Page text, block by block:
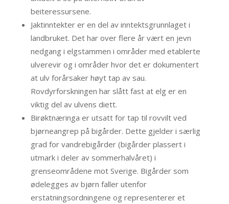
beiteressursene.
Jaktinntekter er en del av inntektsgrunnlaget i
landbruket. Det har over flere år vært en jevn
nedgang i elgstammen i områder med etablerte
ulverevir og i områder hvor det er dokumentert
at ulv forårsaker høyt tap av sau.
Rovdyrforskningen har slått fast at elg er en
viktig del av ulvens diett.
Birøktnæringa er utsatt for tap til rovvilt ved
bjørneangrep på bigårder. Dette gjelder i særlig
grad for vandrebigårder (bigårder plassert i
utmark i deler av sommerhalvåret) i
grenseområdene mot Sverige. Bigårder som
ødelegges av bjørn faller utenfor
erstatningsordningene og representerer et